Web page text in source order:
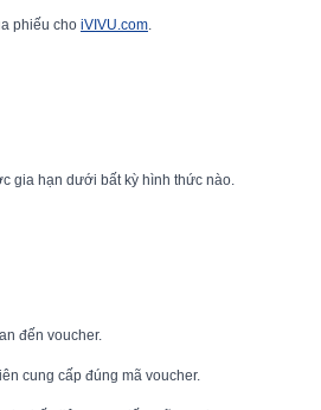
phiếu cho iVIVU.com.
gia hạn dưới bất kỳ hình thức nào.
đến voucher.
cung cấp đúng mã voucher.